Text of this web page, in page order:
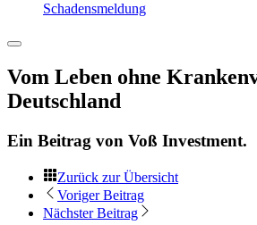
Schadensmeldung
Vom Leben ohne
Deutschland
Ein Beitrag von Voß Investment.
Zurück zur Übersicht
Voriger Beitrag
Nächster Beitrag